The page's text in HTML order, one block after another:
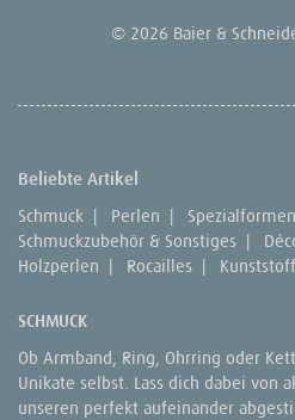
© 2026 Baier &
Beliebte Artikel
Schmuck | Perlen | Spezialformen
Schmuckzubehör & Sonstiges |
Holzperlen | Rocailles |
SCHMUCK
Ob Armband, Ring, Ohrring oder
Unikate selbst. Lass dich dabei von
unseren perfekt aufeinander